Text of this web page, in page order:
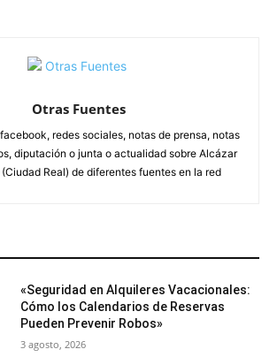
Otras Fuentes
redes sociales, notas de prensa, notas
diputación o junta o actualidad sobre Alcázar
Real) de diferentes fuentes en la red
«Seguridad en Alquileres Vacacionales:
Cómo los Calendarios de Reservas
Pueden Prevenir Robos»
3 agosto, 2026